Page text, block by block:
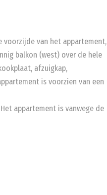
voorzijde van het appartement,
balkon (west) over de hele
afzuigkap,
is voorzien van een
appartement is vanwege de